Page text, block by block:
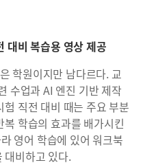
대비 복습용 영상 제공
학원이지만 남다르다. 교
수업과 AI 엔진 기반 제작
직전 대비 때는 주요 부분
학습의 효과를 배가시킨
영어 학습에 있어 워크북
대비하고 있다.